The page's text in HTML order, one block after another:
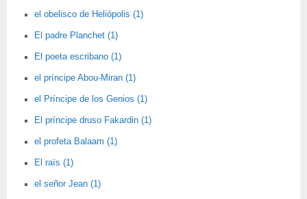
el obelisco de Heliópolis (1)
El padre Planchet (1)
El poeta escribano (1)
el príncipe Abou-Miran (1)
el Príncipe de los Genios (1)
El príncipe druso Fakardin (1)
el profeta Balaam (1)
El raïs (1)
el señor Jean (1)